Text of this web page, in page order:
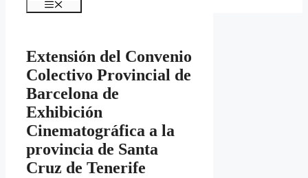
Menú
Extensión del Convenio
Colectivo Provincial de
Barcelona de
Exhibición
Cinematográfica a la
provincia de Santa
Cruz de Tenerife